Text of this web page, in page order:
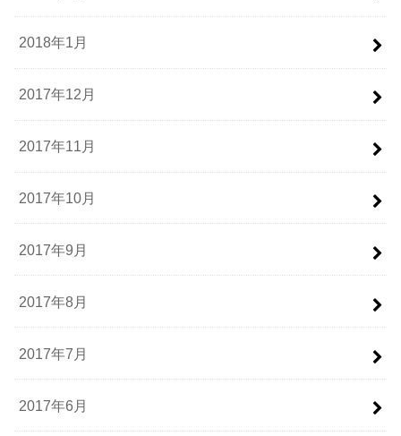
2018年1月
2017年12月
2017年11月
2017年10月
2017年9月
2017年8月
2017年7月
2017年6月